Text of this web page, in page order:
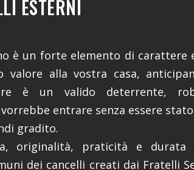
ESTERNI
è un forte elemento di carattere
valore alla vostra casa,
è un valido deterrente,
entrare senza essere
gradito.
originalità, praticità e durata
dei cancelli creati dai Fratelli